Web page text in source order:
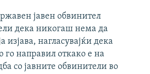
јавен обвинител
дека никогаш нема да
изјава, нагласувајќи дека
го направил откако е на
со јавните обвинители во